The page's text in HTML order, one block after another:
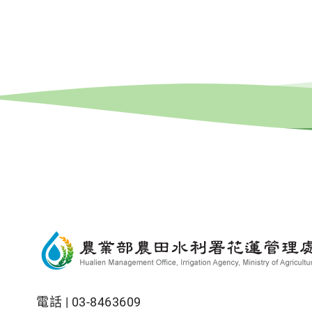
電話 | 03-8463609